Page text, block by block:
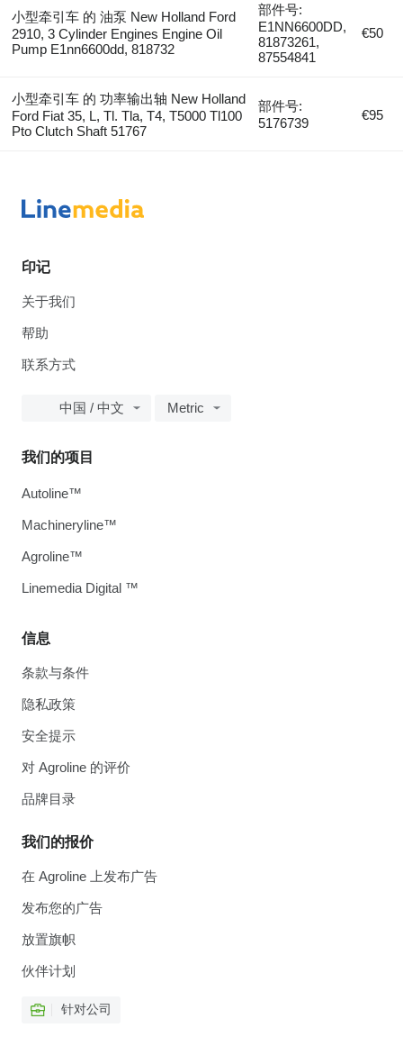
小型牵引车 的 油泵 New Holland Ford
2910, 3 Cylinder Engines Engine Oil
Pump E1nn6600dd, 818732
部件号:
E1NN6600DD,
81873261,
87554841
€50
小型牵引车 的 功率输出轴 New Holland
Ford Fiat 35, L, Tl. Tla, T4, T5000 Tl100
Pto Clutch Shaft 51767
部件号:
5176739
€95
印记
关于我们
帮助
联系方式
中国 / 中文 Metric
信息
条款与条件
隐私政策
安全提示
对 Agroline 的评价
品牌目录
我们的报价
在 Agroline 上发布广告
发布您的广告
放置旗帜
伙伴计划
针对公司
我们的项目
Autoline™
Machineryline™
Agroline™
Linemedia Digital ™